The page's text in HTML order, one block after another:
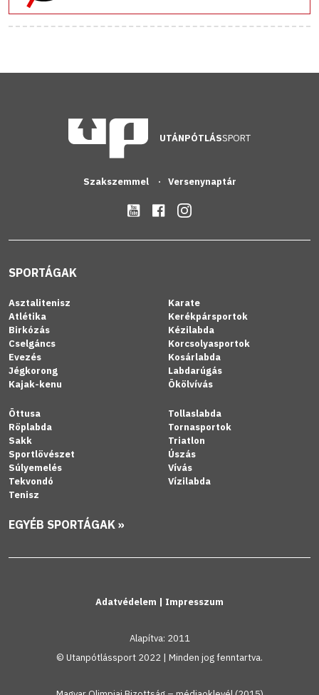
UTÁNPÓTLÁSSPORT
Szakszemmel Versenynaptár
SPORTÁGAK
Asztalitenisz
Atlétika
Birkózás
Cselgáncs
Evezés
Jégkorong
Kajak-kenu
Karate
Kerékpársportok
Kézilabda
Korcsolyasportok
Kosárlabda
Labdarúgás
Ökölvívás
Öttusa
Röplabda
Sakk
Sportlövészet
Súlyemelés
Tekvondó
Tenisz
Tollaslabda
Tornasportok
Triatlon
Úszás
Vívás
Vízilabda
EGYÉB SPORTÁGAK »
Adatvédelem | Impresszum
Alapítva: 2011
© Utanpótlássport 2022 | Minden jog fenntartva.